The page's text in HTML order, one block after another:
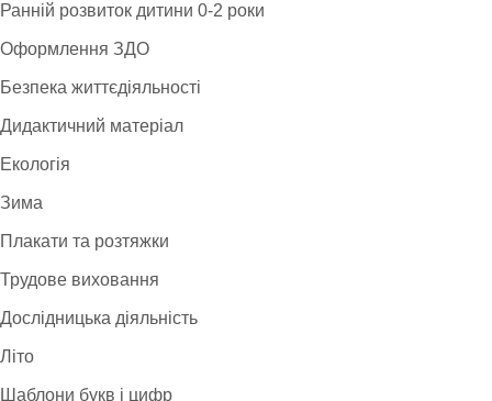
Ранній розвиток дитини 0-2 роки
Оформлення ЗДО
Безпека життєдіяльності
Дидактичний матеріал
Екологія
Зима
Плакати та розтяжки
Трудове виховання
Дослідницька діяльність
Літо
Шаблони букв і цифр